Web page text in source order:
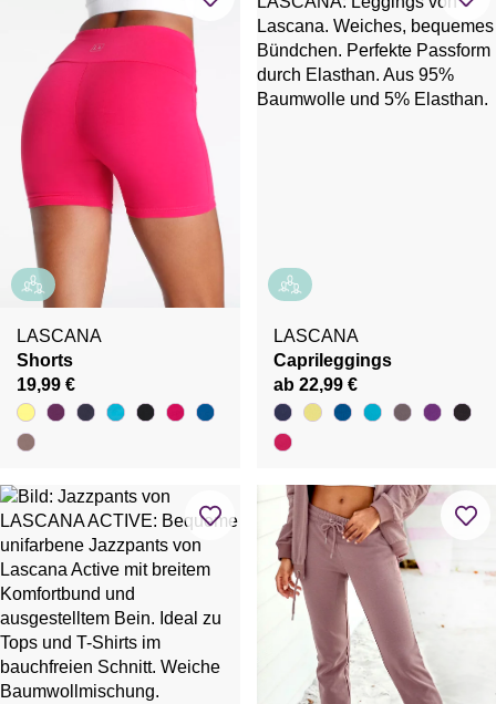
LASCANA
Shorts
19,99 €
LASCANA
Caprileggings
ab 22,99 €